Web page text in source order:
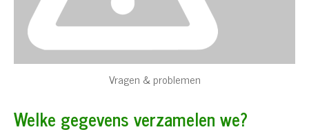
Vragen & problemen
Welke gegevens verzamelen we?